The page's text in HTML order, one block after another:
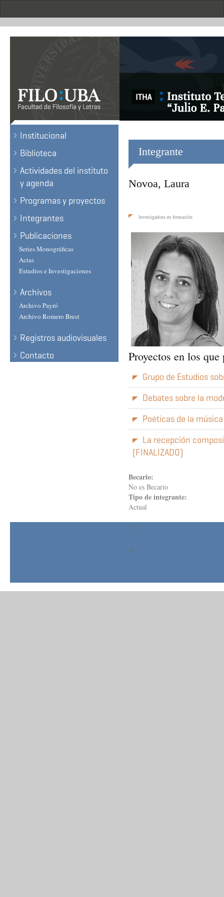
.
Institucional
Biblioteca
Actividades del instituto
y agenda
Programas y proyectos
Integrantes
Publicaciones
Series Monográficas
Actas
Estudios e Investigaciones
Archivos
Archivo Payró
Archivo Romero Brest
Registros audiovisuales
Contacto
Integrante
Novoa, Laura
Investigadora en formación
Proyectos en los
Grupo de Estudios
Debates sobre la
Poéticas de la
La recepción
(FINALIZADO)
Becario:
No es Becario
Tipo de integrante:
Actual